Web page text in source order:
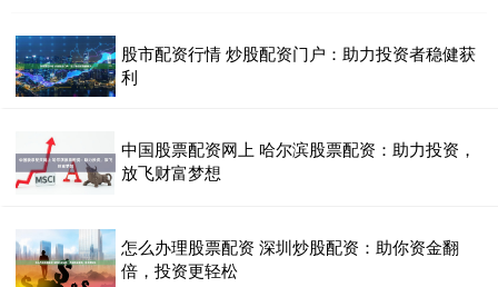
股市配资行情 炒股配资门户：助力投资者稳健获
利
中国股票配资网上 哈尔滨股票配资：助力投资，
放飞财富梦想
怎么办理股票配资 深圳炒股配资：助你资金翻
倍，投资更轻松